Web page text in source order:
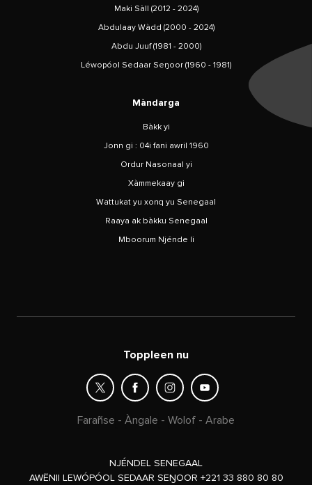
Maki Sàll (2012 - 2024)
Abdulaay Wàdd (2000 - 2024)
Abdu Juuf (1981 - 2000)
Léwopóol Sedaar Seŋoor (1960 - 1981)
Màndarga
Bàkk yi
Jonn gi : 04i fani awril 1960
Ordur Nasonaal yi
Xàmmekaay gi
Wattukat yu xonq yu Senegaal
Raaya ak bàkku Senegaal
Mboorum Njénde li
Toppleen nu
Farañse - Àngale - Wolof - Arabe
NJÉNDEL SENEGAAL
AWËNII LEWÓPÓOL SEDAAR SEŊOOR +221 33 880 80 80